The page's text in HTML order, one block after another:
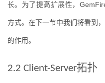
长。为了提高扩展性，
方式。在下一节中我们将看到，
的作用。
2.2 Client-Server拓扑